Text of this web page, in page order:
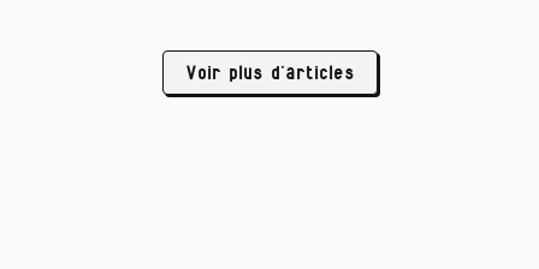
Voir plus d’articles